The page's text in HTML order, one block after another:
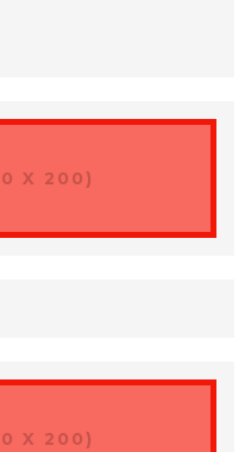
X 200)
X 200)